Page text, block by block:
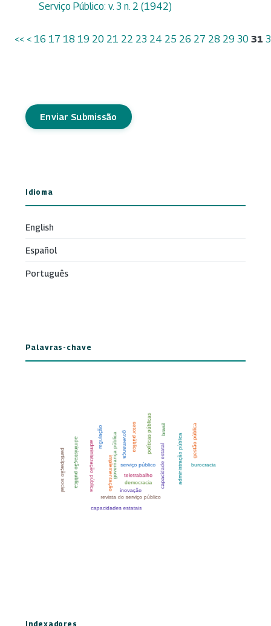
Serviço Público: v. 3 n. 2 (1942)
<< < 16 17 18 19 20 21 22 23 24 25 26 27 28 29 30 31
Enviar Submissão
Idioma
English
Español
Português
Palavras-chave
Indexadores